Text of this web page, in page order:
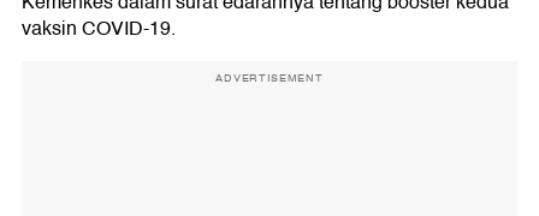
vaksin COVID-19.
ADVERTISEMENT